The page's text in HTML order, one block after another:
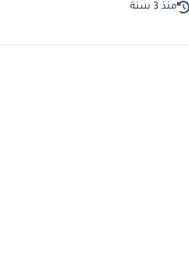
منذ 3 سنة